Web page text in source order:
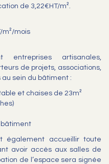
de 3,22€HT/m².
m²/mois
entreprises artisanales,
de projets, associations,
sein du bâtiment :
et chaises de 23m²
bâtiment
également accueillir toute
avoir accès aux salles de
de l’espace sera signée